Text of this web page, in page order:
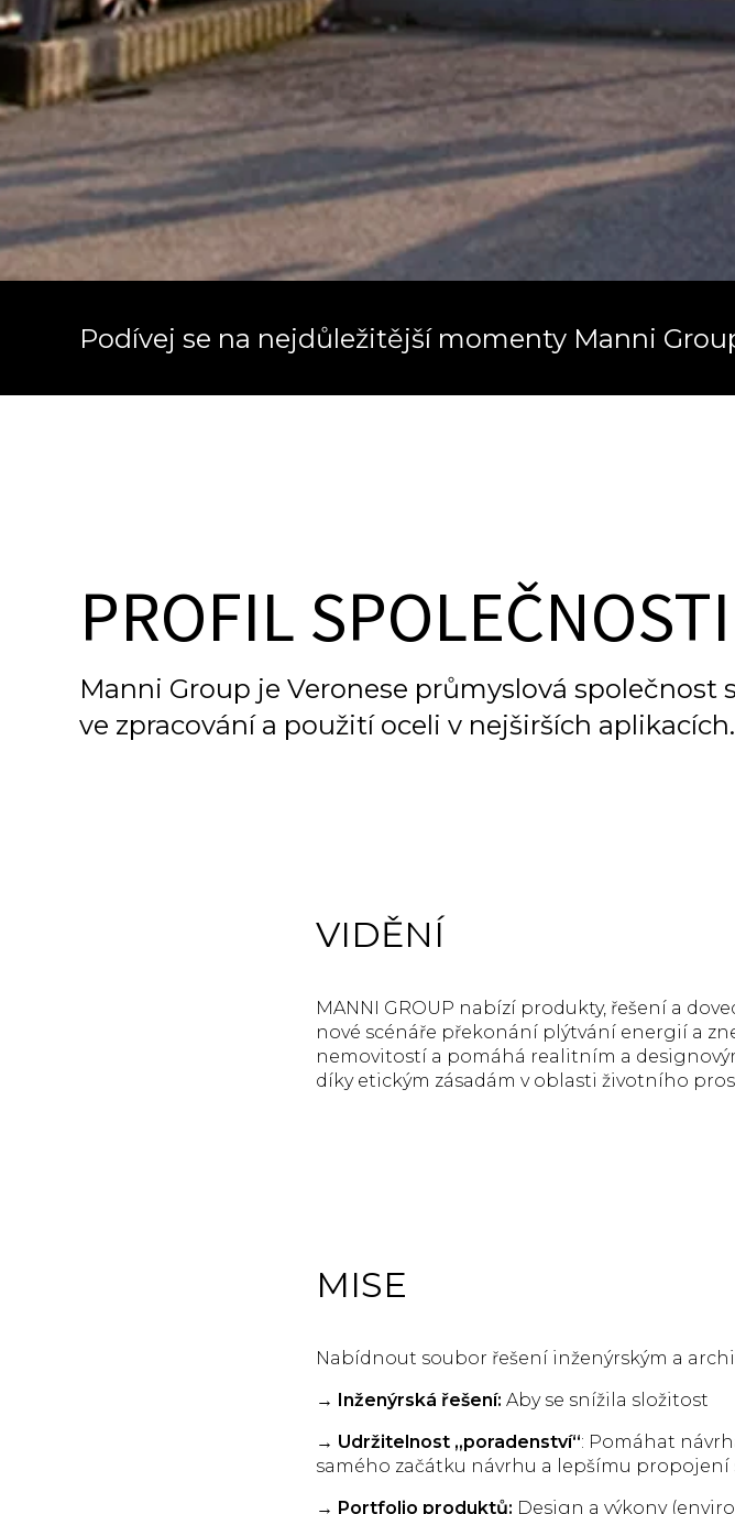
Podívej se na nejdůležitější momenty Manni
PROFIL SPOLEČNOSTI
Manni Group je Veronese průmyslová
ve zpracování a použití oceli v nejširších aplikacích.
VIDĚNÍ
MANNI GROUP nabízí produkty, řešení a
nové scénáře překonání plýtvání energií a
nemovitostí a pomáhá realitním a
díky etickým zásadám v oblasti životního
MISE
Nabídnout soubor řešení inženýrským a
→ Inženýrská řešení: Aby se snížila složitost
→ Udržitelnost „poradenství“: Pomáhat
samého začátku návrhu a lepšímu
→ Portfolio produktů: Design a výkony